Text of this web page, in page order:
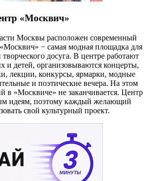
«Москвич»
Москвы расположен современный
− самая модная площадка для
творческого досуга. В центре работают
и детей, организовываются концерты,
лекции, конкурсы, ярмарки, модные
и поэтические вечера. На этом
в «Москвиче» не заканчивается. Центр
идеям, поэтому каждый желающий
свой культурный проект.